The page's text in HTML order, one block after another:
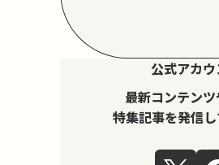
公式アカウ
最新コンテン
特集記事を発信し